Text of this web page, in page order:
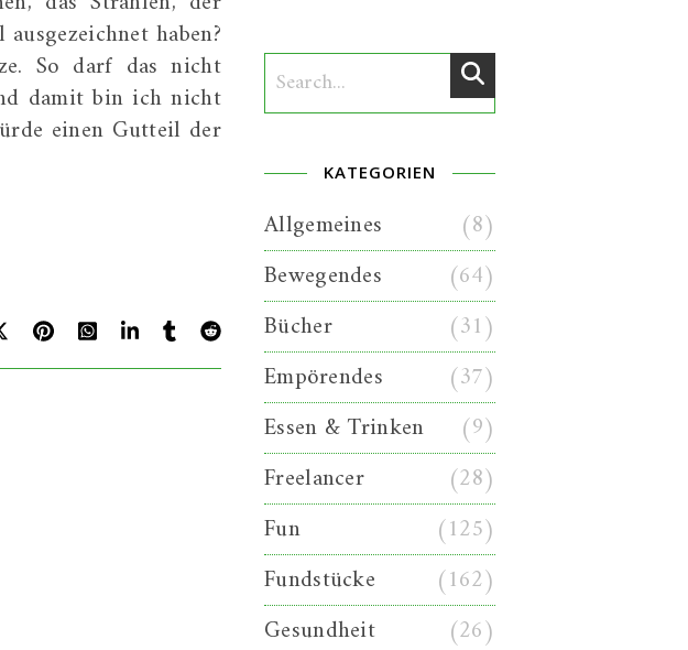
haben?
So darf das nicht
damit bin ich nicht
einen Gutteil der
KATEGORIEN
Allgemeines
(8)
Bewegendes
(64)
Bücher
(31)
Empörendes
(37)
Essen & Trinken
(9)
Freelancer
(28)
Fun
(125)
Fundstücke
(162)
Gesundheit
(26)